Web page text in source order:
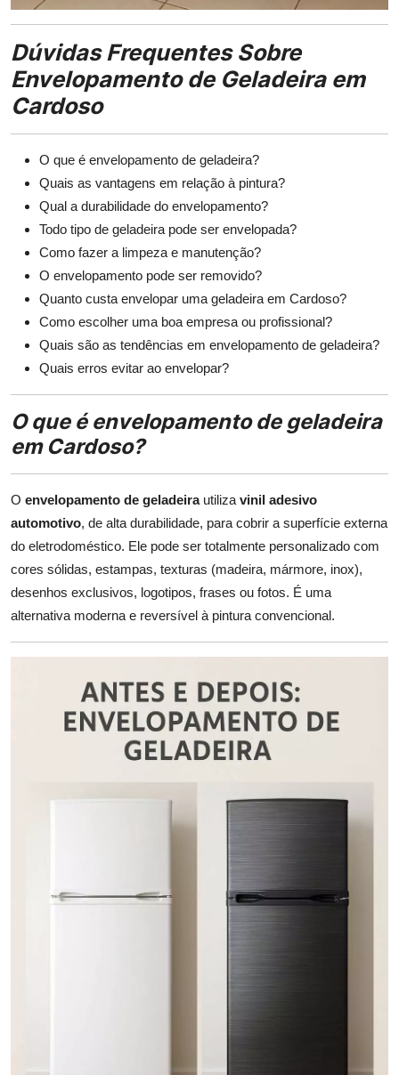
Dúvidas Frequentes Sobre
Envelopamento de Geladeira em
Cardoso
O que é envelopamento de geladeira?
Quais as vantagens em relação à pintura?
Qual a durabilidade do envelopamento?
Todo tipo de geladeira pode ser envelopada?
Como fazer a limpeza e manutenção?
O envelopamento pode ser removido?
Quanto custa envelopar uma geladeira em Cardoso?
Como escolher uma boa empresa ou profissional?
Quais são as tendências em envelopamento de geladeira?
Quais erros evitar ao envelopar?
O que é envelopamento de geladeira
em Cardoso?
O envelopamento de geladeirautiliza vinil adesivo
automotivo, de alta durabilidade, para cobrir a superfície externa
do eletrodoméstico. Ele pode ser totalmente personalizado com
cores sólidas, estampas, texturas (madeira, mármore, inox),
desenhos exclusivos, logotipos, frases ou fotos. É uma
alternativa moderna e reversível à pintura convencional.